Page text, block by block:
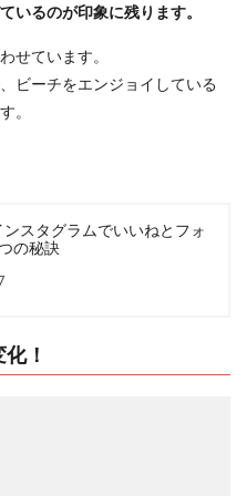
いるのが印象に残ります。
せています。
ビーチをエンジョイしている
。
ンスタグラムでいいねとフォ
の秘訣
！